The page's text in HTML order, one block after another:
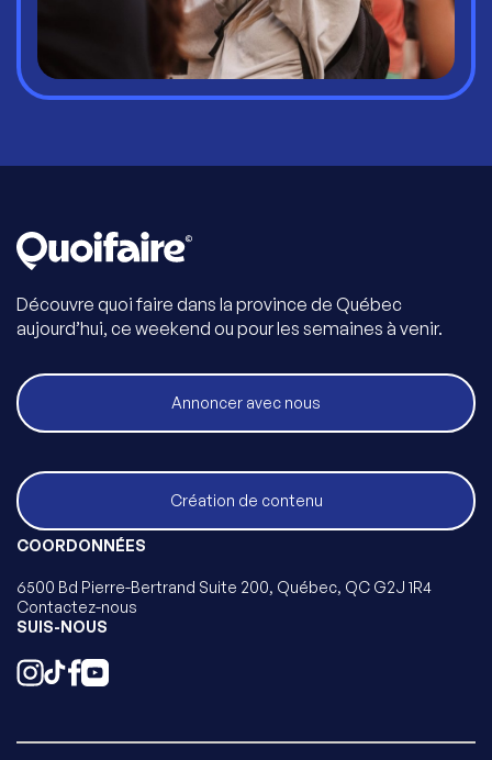
Découvre quoi faire dans la province de Québec
aujourd’hui, ce weekend ou pour les semaines à venir.
Annoncer avec nous
Création de contenu
COORDONNÉES
6500 Bd Pierre-Bertrand Suite 200, Québec, QC G2J 1R4
Contactez-nous
SUIS-NOUS